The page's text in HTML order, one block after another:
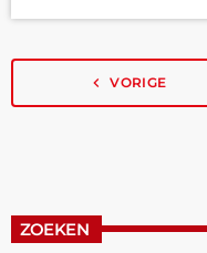
navigate_before VORIGE
ZOEKEN